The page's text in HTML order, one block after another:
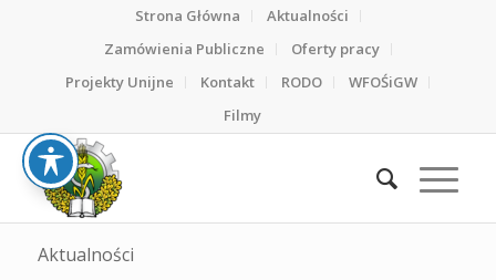
Strona Główna
Aktualności
Zamówienia Publiczne
Oferty pracy
Projekty Unijne
Kontakt RODO
WFOŚiGW
Filmy
Aktualności